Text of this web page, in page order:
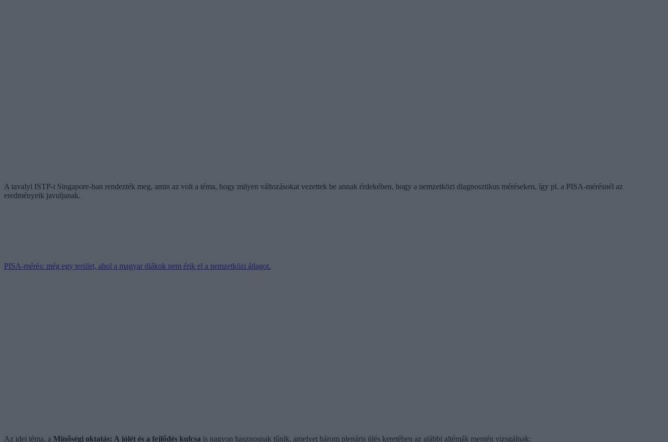
A tavalyi ISTP-t Singapore-ban rendezték meg, amin az volt a téma, hogy milyen változásokat vezettek be annak érdekében, hogy a nemzetközi diagnosztikus méréseken, így pl. a PISA-mérésnél az
eredményeik javuljanak.
PISA-mérés: még egy terület, ahol a magyar diákok nem érik el a nemzetközi átlagot.
Az idei téma, a Minőségi oktatás: A jólét és a fejlődés kulcsa is nagyon hasznosnak tűnik, amelyet három plenáris ülés keretében az alábbi altémák mentén vizsgálnak: